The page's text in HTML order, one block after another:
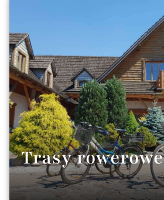
Trasy rowerowe